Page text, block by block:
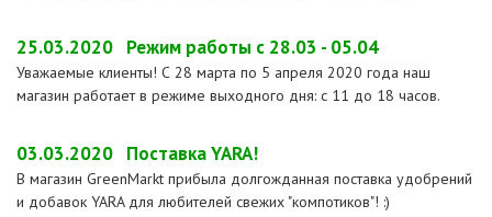
25.03.2020 Режим работы с 28.03 - 05.04
Уважаемые клиенты! С 28 марта по 5 апреля 2020 года наш
магазин работает в режиме выходного дня: с 11 до 18 часов.
03.03.2020 Поставка YARA!
В магазин GreenMarkt прибыла долгожданная поставка удобрений
и добавок YARA для любителей свежих "компотиков"! :)